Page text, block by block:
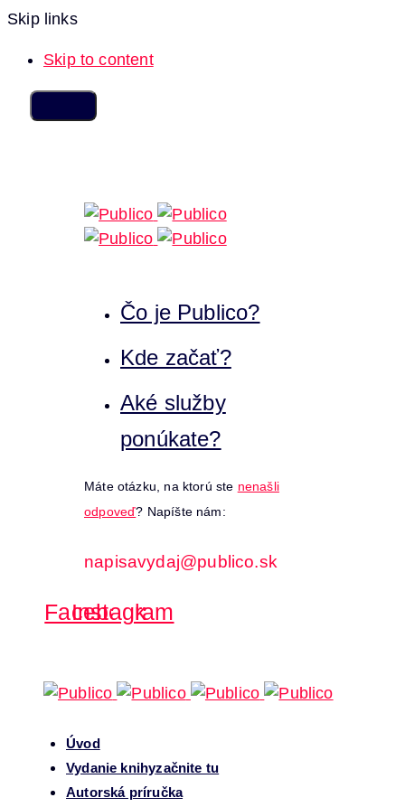
Skip links
Skip to content
Čo je Publico?
Kde začať?
Aké služby
ponúkate?
Máte otázku, na ktorú ste nenašli
odpoveď? Napíšte nám:
napisavydaj@publico.sk
Facebook
Instagram
Úvod
Vydanie knihyzačnite tu
Autorská príručka